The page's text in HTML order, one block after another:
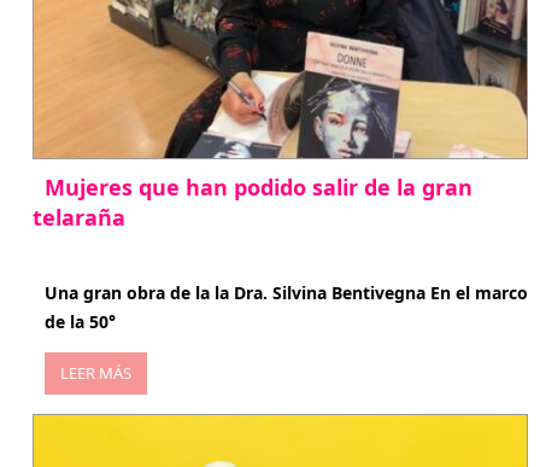
Mujeres que han podido salir de la gran
telaraña
Una gran obra de la la Dra. Silvina Bentivegna En el marco
de la 50°
LEER MÁS